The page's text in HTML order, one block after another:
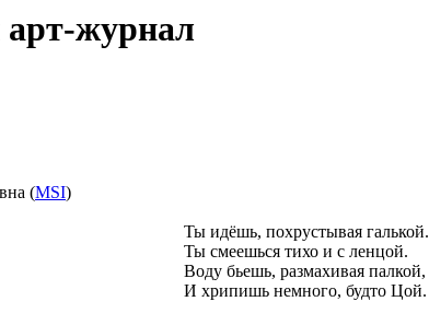
журнал
(MSI)
Ты идёшь, похрустывая галькой.
Ты смеешься тихо и с ленцой.
Воду бьешь, размахивая палкой,
И хрипишь немного, будто Цой.